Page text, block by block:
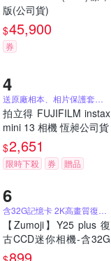
版(公司貨)
$45,900
券
送原廠相本、相片保護套、原廠束口袋
拍立得 FUJIFILM instax
mini 13 相機 恆昶公司貨
$2,651
限時下殺 券 贈品
含32G記憶卡 2K高畫質復古小相機
【Zumoji】Y25 plus 復
古CCD迷你相機-含32G
記憶卡｜2k畫質 大螢幕